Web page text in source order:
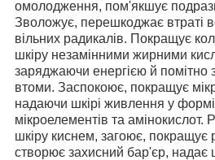
омолодження, пом'якшує
Зволожує, перешкоджає втраті
вільних радикалів. Покращує
шкіру незамінними жирними
заряджаючи енергією й помітно
втоми. Заспокоює, покращує
надаючи шкірі живлення у формі
мікроелементів та амінокислот.
шкіру киснем, загоює, покращує
створює захисний бар'єр, надає